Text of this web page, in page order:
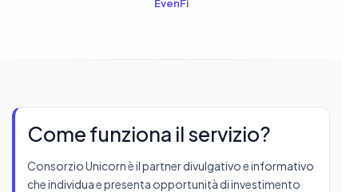
EvenFi
Come funziona il servizio?
Consorzio Unicorn è il partner divulgativo e informativo
che individua e presenta opportunità di investimento